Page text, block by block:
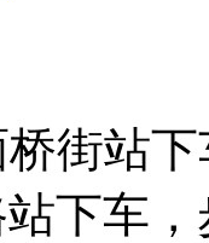
街站
下车